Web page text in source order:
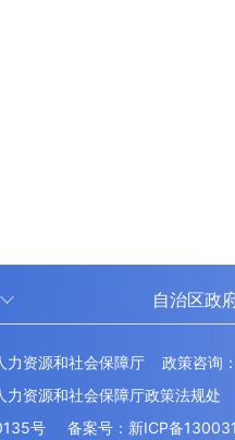
自治区政
退役军人
力资源和社会保障厅 政策咨询
力资源和社会保障厅政策法规
号
备案号：新ICP备